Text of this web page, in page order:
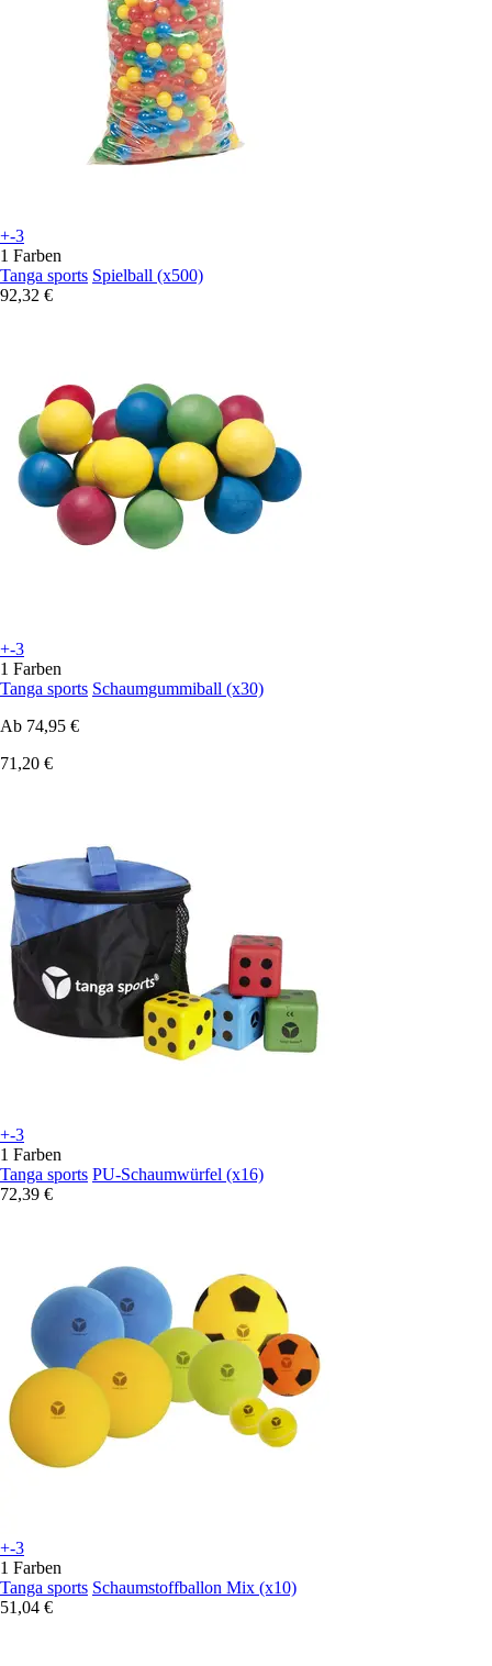
+-3
1 Farben
Tanga sports Spielball (x500)
92,32 €
+-3
1 Farben
Tanga sports Schaumgummiball (x30)
Ab 74,95 €
71,20 €
+-3
1 Farben
Tanga sports PU-Schaumwürfel (x16)
72,39 €
+-3
1 Farben
Tanga sports Schaumstoffballon Mix (x10)
51,04 €